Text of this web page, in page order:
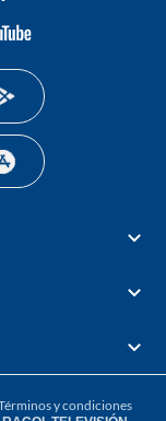
youtube-
y condiciones